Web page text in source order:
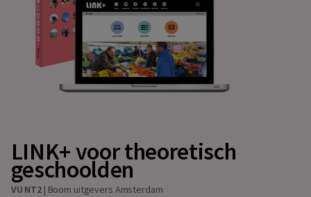
LINK+ voor theoretisch
geschoolden
VU NT2| Boom uitgevers Amsterdam